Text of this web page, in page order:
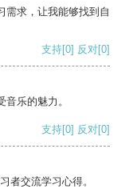
需求，让我能够找到自
支持[0] 反对[0]
乐的魅力。
支持[0] 反对[0]
者交流学习心得。